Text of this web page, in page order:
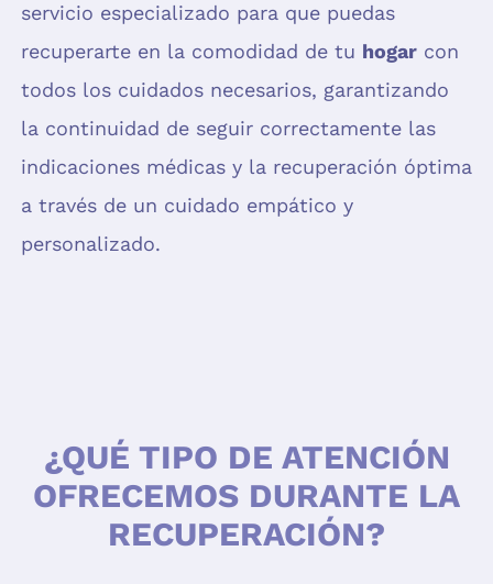
servicio especializado para que puedas
recuperarte en la comodidad de tu hogarcon
todos los cuidados necesarios, garantizando
la continuidad de seguir correctamente las
indicaciones médicas y la recuperación óptima
a través de un cuidado empático y
personalizado.
¿QUÉ TIPO DE ATENCIÓN
OFRECEMOS DURANTE LA
RECUPERACIÓN?